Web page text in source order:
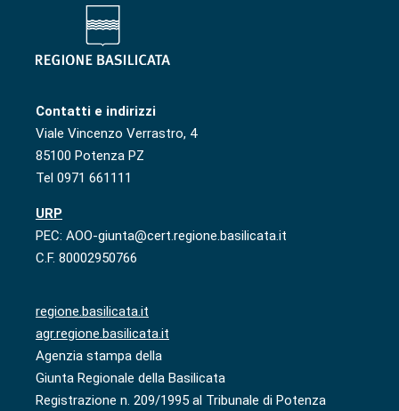
Contatti e indirizzi
Viale Vincenzo Verrastro, 4
85100 Potenza PZ
Tel 0971 661111
URP
PEC: AOO-giunta@cert.regione.basilicata.it
C.F. 80002950766
regione.basilicata.it
agr.regione.basilicata.it
Agenzia stampa della
Giunta Regionale della Basilicata
Registrazione n. 209/1995 al Tribunale di Potenza